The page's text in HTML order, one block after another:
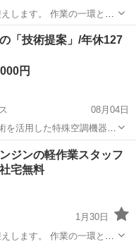
します。 作業の一環とし
とが求められます。 経験
があるため、安心してご
社会保険
「技術提案」/年休127
円
08月04日
を活用した特殊空調機器・
し、CADによる構想設計
と連携し、お客様の技術
ジンの軽作業スタッフ
宅無料
1月30日
します。 作業の一環とし